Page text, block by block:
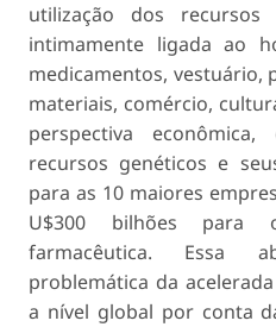
utilização dos recursos
intimamente ligada ao
medicamentos, vestuário,
materiais, comércio,
perspectiva
recursos genéticos e
para as 10 maiores
U$300 bilhões
farmacêutica. Essa
problemática da
a nível global por conta